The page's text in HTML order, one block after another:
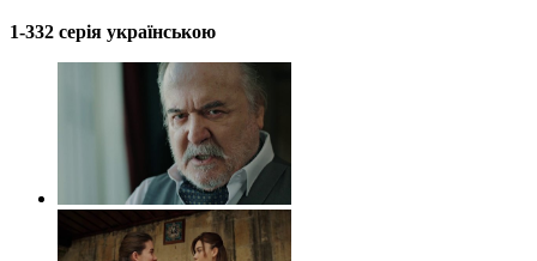
1-332 серія українською